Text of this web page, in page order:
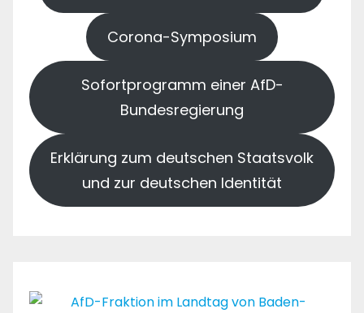
Corona-Symposium
Sofortprogramm einer AfD-
Bundesregierung
Erklärung zum deutschen Staatsvolk
und zur deutschen Identität